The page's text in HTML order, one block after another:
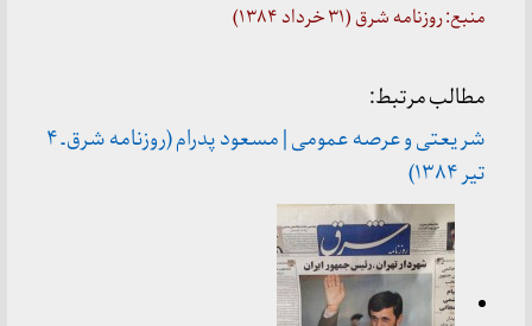
منبع: روزنامه شرق (۳۱ خرداد ۱۳۸۴)
مطالب مرتبط:
شریعتی و عرصه عمومی | مسعود پدرام (روزنامه شرق ـ ۴
تیر ۱۳۸۴)